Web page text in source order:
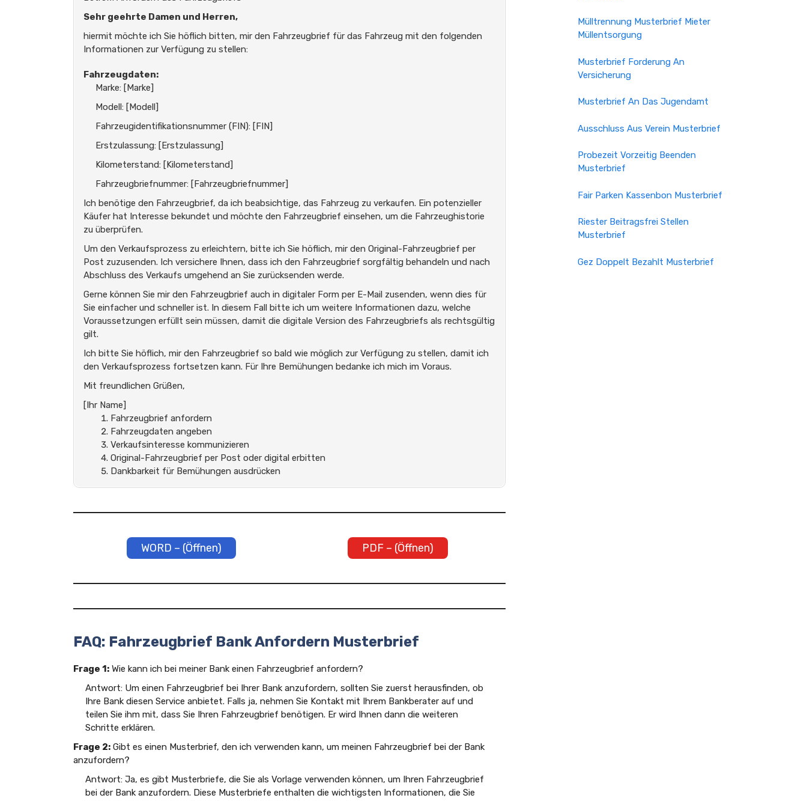
Sehr geehrte Damen und Herren,
hiermit möchte ich Sie höflich bitten, mir den Fahrzeugbrief für das Fahrzeug mit den folgenden
Informationen zur Verfügung zu stellen:
Fahrzeugdaten:
Marke: [Marke]
Modell: [Modell]
Fahrzeugidentifikationsnummer (FIN): [FIN]
Erstzulassung: [Erstzulassung]
Kilometerstand: [Kilometerstand]
Fahrzeugbriefnummer: [Fahrzeugbriefnummer]
Ich benötige den Fahrzeugbrief, da ich beabsichtige, das Fahrzeug zu verkaufen. Ein potenzieller
Käufer hat Interesse bekundet und möchte den Fahrzeugbrief einsehen, um die Fahrzeughistorie
zu überprüfen.
Um den Verkaufsprozess zu erleichtern, bitte ich Sie höflich, mir den Original-Fahrzeugbrief per
Post zuzusenden. Ich versichere Ihnen, dass ich den Fahrzeugbrief sorgfältig behandeln und nach
Abschluss des Verkaufs umgehend an Sie zurücksenden werde.
Gerne können Sie mir den Fahrzeugbrief auch in digitaler Form per E-Mail zusenden, wenn dies für
Sie einfacher und schneller ist. In diesem Fall bitte ich um weitere Informationen dazu, welche
Voraussetzungen erfüllt sein müssen, damit die digitale Version des Fahrzeugbriefs als rechtsgültig
gilt.
Ich bitte Sie höflich, mir den Fahrzeugbrief so bald wie möglich zur Verfügung zu stellen, damit ich
den Verkaufsprozess fortsetzen kann. Für Ihre Bemühungen bedanke ich mich im Voraus.
Mit freundlichen Grüßen,
[Ihr Name]
Fahrzeugbrief anfordern
Fahrzeugdaten angeben
Verkaufsinteresse kommunizieren
Original-Fahrzeugbrief per Post oder digital erbitten
Dankbarkeit für Bemühungen ausdrücken
WORD – (Öffnen) PDF – (Öffnen)
FAQ: Fahrzeugbrief Bank Anfordern Musterbrief
Frage 1: Wie kann ich bei meiner Bank einen Fahrzeugbrief anfordern?
Antwort: Um einen Fahrzeugbrief bei Ihrer Bank anzufordern, sollten Sie zuerst herausfinden, ob
Ihre Bank diesen Service anbietet. Falls ja, nehmen Sie Kontakt mit Ihrem Bankberater auf und
teilen Sie ihm mit, dass Sie Ihren Fahrzeugbrief benötigen. Er wird Ihnen dann die weiteren
Schritte erklären.
Frage 2: Gibt es einen Musterbrief, den ich verwenden kann, um meinen Fahrzeugbrief bei der Bank
anzufordern?
Antwort: Ja, es gibt Musterbriefe, die Sie als Vorlage verwenden können, um Ihren Fahrzeugbrief
bei der Bank anzufordern. Diese Musterbriefe enthalten die wichtigsten Informationen, die Sie
Mülltrennung Musterbrief Mieter
Müllentsorgung
Musterbrief Forderung An
Versicherung
Musterbrief An Das Jugendamt
Ausschluss Aus Verein Musterbrief
Probezeit Vorzeitig Beenden
Musterbrief
Fair Parken Kassenbon Musterbrief
Riester Beitragsfrei Stellen
Musterbrief
Gez Doppelt Bezahlt Musterbrief